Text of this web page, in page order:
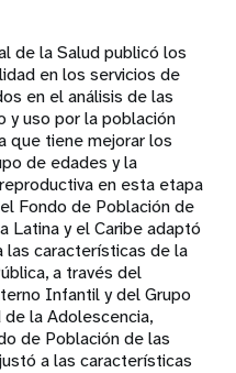
de la Salud publicó los
en los servicios de
en el análisis de las
y uso por la población
que tiene mejorar los
de edades y la
en esta etapa
Fondo de Población de
Latina y el Caribe adaptó
las características de la
a través del
Infantil y del Grupo
la Adolescencia,
de Población de las
a las características